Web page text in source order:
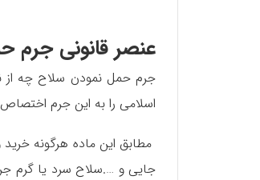
عنصر قانونی جرم
اسلامی را‌ به این جرم
مطابق این ماده هرگونه
جایی و ….سلاح سرد یا گرم